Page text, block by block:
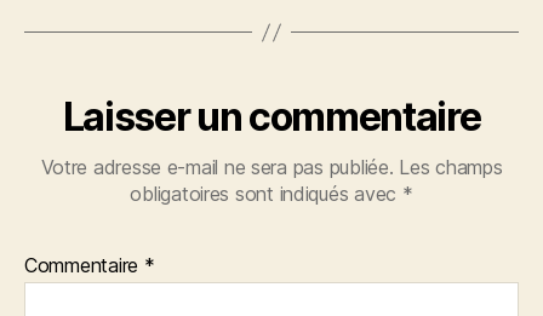
Laisser un commentaire
Votre adresse e-mail ne sera pas publiée. Les champs
obligatoires sont indiqués avec *
Commentaire *